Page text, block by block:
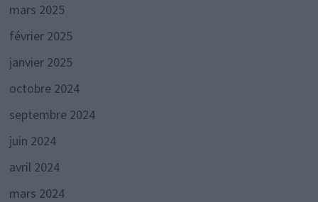
mars 2025
février 2025
janvier 2025
octobre 2024
septembre 2024
juin 2024
avril 2024
mars 2024